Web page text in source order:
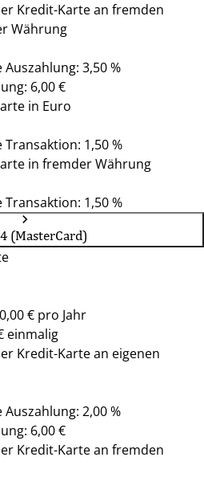
Kredit-Karte an fremden
Währung
3,50 %
6,00 €
in Euro
1,50 %
in fremder Währung
1,50 %
(MasterCard)
€ pro Jahr
einmalig
Kredit-Karte an eigenen
2,00 %
6,00 €
Kredit-Karte an fremden